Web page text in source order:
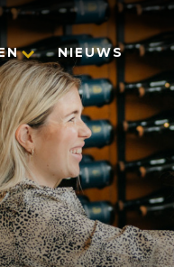
NIEUWS